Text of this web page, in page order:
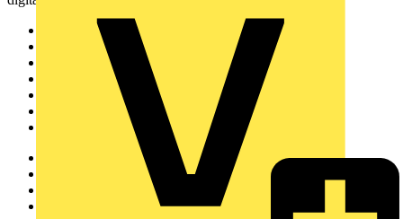
Produktsuche
Downloadbereich (PDFs)